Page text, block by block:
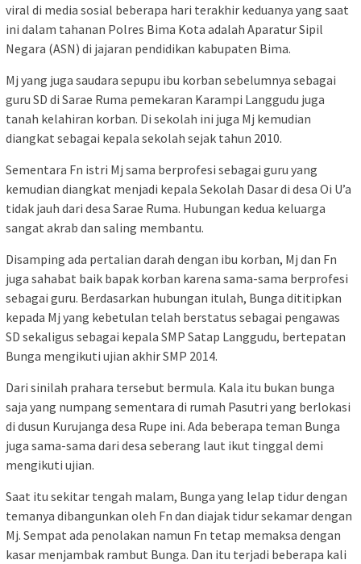
viral di media sosial beberapa hari terakhir keduanya yang saat
ini dalam tahanan Polres Bima Kota adalah Aparatur Sipil
Negara (ASN) di jajaran pendidikan kabupaten Bima.
Mj yang juga saudara sepupu ibu korban sebelumnya sebagai
guru SD di Sarae Ruma pemekaran Karampi Langgudu juga
tanah kelahiran korban. Di sekolah ini juga Mj kemudian
diangkat sebagai kepala sekolah sejak tahun 2010.
Sementara Fn istri Mj sama berprofesi sebagai guru yang
kemudian diangkat menjadi kepala Sekolah Dasar di desa Oi U’a
tidak jauh dari desa Sarae Ruma. Hubungan kedua keluarga
sangat akrab dan saling membantu.
Disamping ada pertalian darah dengan ibu korban, Mj dan Fn
juga sahabat baik bapak korban karena sama-sama berprofesi
sebagai guru. Berdasarkan hubungan itulah, Bunga dititipkan
kepada Mj yang kebetulan telah berstatus sebagai pengawas
SD sekaligus sebagai kepala SMP Satap Langgudu, bertepatan
Bunga mengikuti ujian akhir SMP 2014.
Dari sinilah prahara tersebut bermula. Kala itu bukan bunga
saja yang numpang sementara di rumah Pasutri yang berlokasi
di dusun Kurujanga desa Rupe ini. Ada beberapa teman Bunga
juga sama-sama dari desa seberang laut ikut tinggal demi
mengikuti ujian.
Saat itu sekitar tengah malam, Bunga yang lelap tidur dengan
temanya dibangunkan oleh Fn dan diajak tidur sekamar dengan
Mj. Sempat ada penolakan namun Fn tetap memaksa dengan
kasar menjambak rambut Bunga. Dan itu terjadi beberapa kali